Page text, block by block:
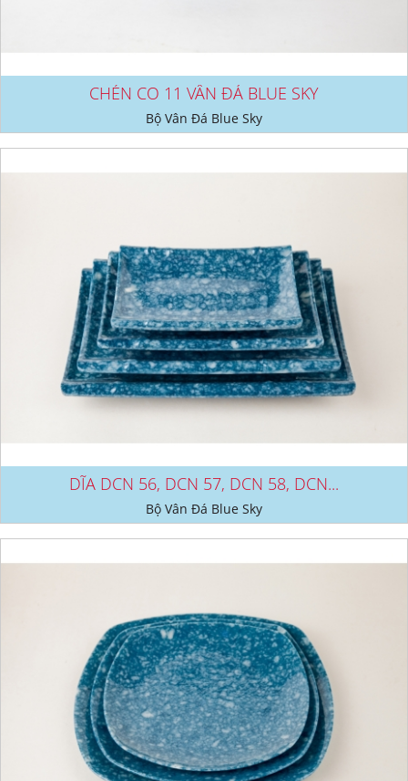
CHÉN CO 11 VÂN ĐÁ BLUE SKY
Bộ Vân Đá Blue Sky
DĨA DCN 56, DCN 57, DCN 58, DCN...
Bộ Vân Đá Blue Sky